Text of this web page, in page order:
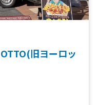
旧ヨーロッ